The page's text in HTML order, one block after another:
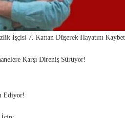
İşçisi 7. Kattan Düşerek Hayatını
Karşı Direniş Sürüyor!
Ediyor!